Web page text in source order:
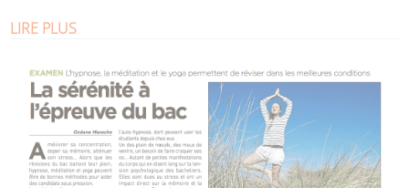
LIRE PLUS